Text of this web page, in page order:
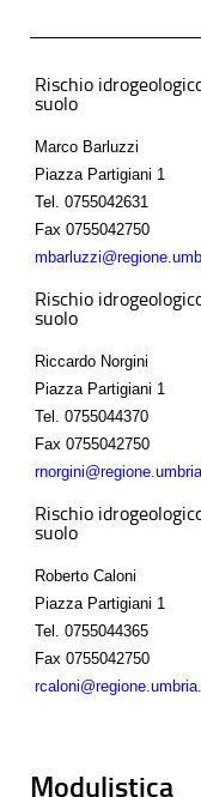
Rischio
suolo
Marco Barluzzi
Piazza Partigiani 1
Tel.
0755042631
Fax 0755042750
Rischio
suolo
Riccardo Norgini
Piazza Partigiani 1
Tel.
0755044370
Fax 0755042750
Rischio
suolo
Roberto Caloni
Piazza Partigiani 1
Tel.
0755044365
Fax 0755042750
Modulistica